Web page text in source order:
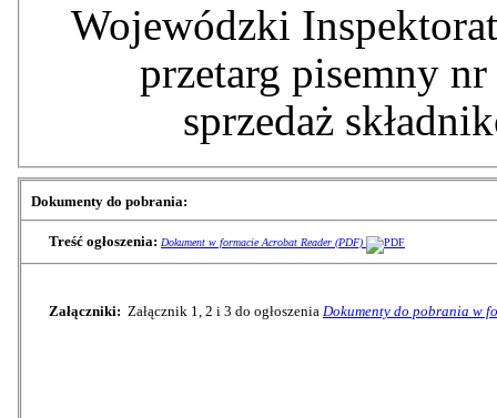
Wojewódzki
przetarg pisemny
sprzedaż
Dokumenty do pobrania:
Treść ogłoszenia: Dokument w formacie Acrobat Reader (PDF)
Załączniki: Załącznik 1, 2 i 3 do ogłoszenia Dokumenty do pobrania w